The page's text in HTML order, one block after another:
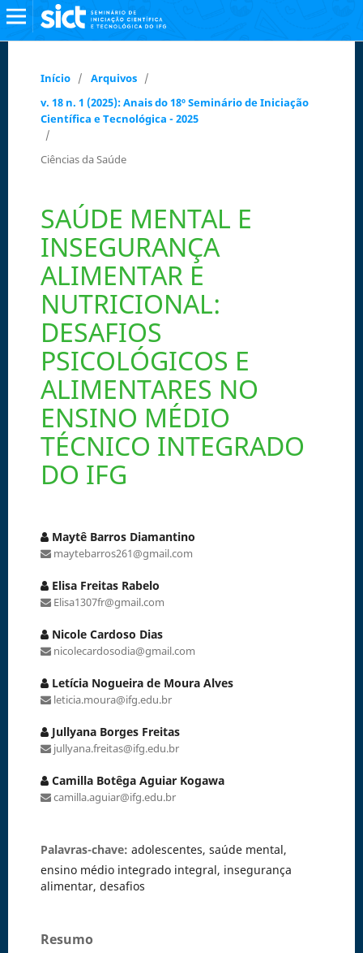
Início / Arquivos /
v. 18 n. 1 (2025): Anais do 18º Seminário de Iniciação
Científica e Tecnológica - 2025
/
Ciências da Saúde
SAÚDE MENTAL E
INSEGURANÇA
ALIMENTAR E
NUTRICIONAL:
DESAFIOS
PSICOLÓGICOS E
ALIMENTARES NO
ENSINO MÉDIO
TÉCNICO INTEGRADO
DO IFG
Maytê Barros Diamantino
maytebarros261@gmail.com
Elisa Freitas Rabelo
Elisa1307fr@gmail.com
Nicole Cardoso Dias
nicolecardosodia@gmail.com
Letícia Nogueira de Moura Alves
leticia.moura@ifg.edu.br
Jullyana Borges Freitas
jullyana.freitas@ifg.edu.br
Camilla Botêga Aguiar Kogawa
camilla.aguiar@ifg.edu.br
Palavras-chave: adolescentes, saúde mental,
ensino médio integrado integral, insegurança
alimentar, desafios
Resumo